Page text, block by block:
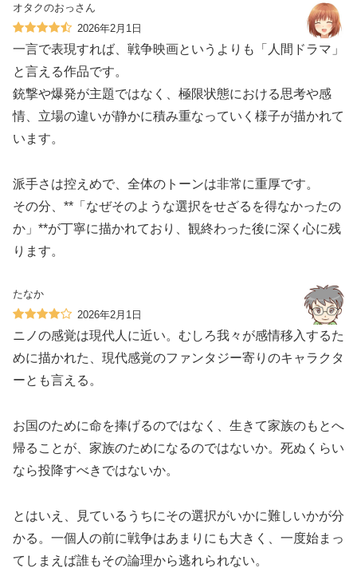
オタクのおっさん
2026年2月1日
一言で表現すれば、戦争映画というよりも「人間ドラマ」
と言える作品です。
銃撃や爆発が主題ではなく、極限状態における思考や感
情、立場の違いが静かに積み重なっていく様子が描かれて
います。
派手さは控えめで、全体のトーンは非常に重厚です。
その分、**「なぜそのような選択をせざるを得なかったの
か」**が丁寧に描かれており、観終わった後に深く心に残
ります。
たなか
2026年2月1日
ニノの感覚は現代人に近い。むしろ我々が感情移入するた
めに描かれた、現代感覚のファンタジー寄りのキャラクタ
ーとも言える。
お国のために命を捧げるのではなく、生きて家族のもとへ
帰ることが、家族のためになるのではないか。死ぬくらい
なら投降すべきではないか。
とはいえ、見ているうちにその選択がいかに難しいかが分
かる。一個人の前に戦争はあまりにも大きく、一度始まっ
てしまえば誰もその論理から逃れられない。